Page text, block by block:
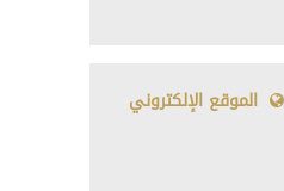
الموقع الإلكتروني